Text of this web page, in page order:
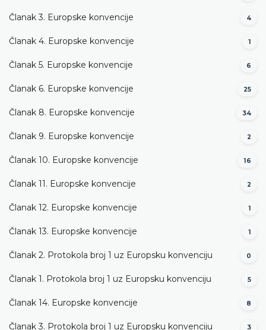
Članak 3. Europske konvencije 4
Članak 4. Europske konvencije 1
Članak 5. Europske konvencije 6
Članak 6. Europske konvencije 25
Članak 8. Europske konvencije 34
Članak 9. Europske konvencije 2
Članak 10. Europske konvencije 16
Članak 11. Europske konvencije 2
Članak 12. Europske konvencije 1
Članak 13. Europske konvencije 1
Članak 2. Protokola broj 1 uz Europsku konvenciju 0
Članak 1. Protokola broj 1 uz Europsku konvenciju 5
Članak 14. Europske konvencije 8
Članak 3. Protokola broj 1 uz Europsku konvenciju 3